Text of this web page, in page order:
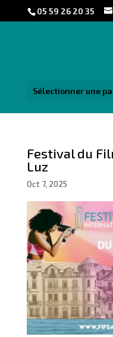
05 59 26 20 35
Sélectionner une
Festival du
Luz
Oct 7, 2025